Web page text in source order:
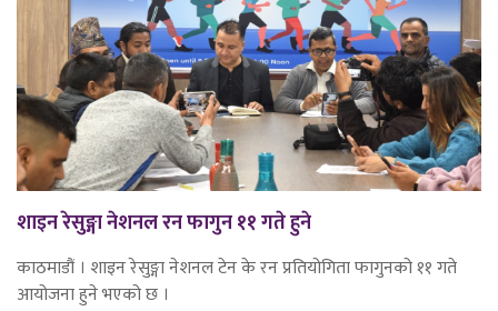
शाइन रेसुङ्गा नेशनल रन फागुन ११ गते हुने
काठमाडौं । शाइन रेसुङ्गा नेशनल टेन के रन प्रतियोगिता फागुनको ११ गते
आयोजना हुने भएको छ ।